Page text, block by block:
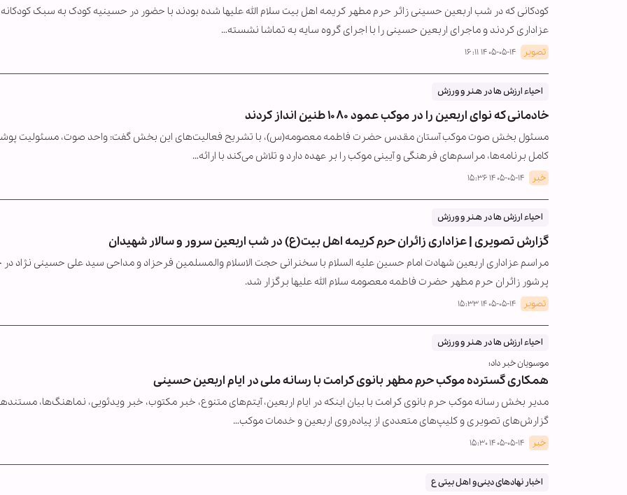
کودکانی که در شب اربعین حسینی زائر حرم مطهر کریمه اهل بیت سلام الله علیها شده بودند با حضور در حسینیه کودک به سبک کودکانه
عزاداری کردند و ماجرای اربعین حسینی را با اجرای گروه سایه به تماشا نشسته…
تصویر ۱۴۰۵-۰۵-۱۴ ۱۶:۱۱
احیاء ارزش ها در هـنر و ورزش
خادمانی که نوای اربعین را در موکب عمود ۱۰۸۰ طنین انداز کردند
مسئول بخش صوت موکب آستان مقدس حضرت فاطمه معصومه(س)، با تشریح فعالیت‌های این بخش گفت: واحد صوت، مسئولیت
کامل برنامه‌ها، مراسم‌های فرهنگی و آیینی موکب را بر عهده دارد و تلاش می‌کند با ارائه…
خبر ۱۴۰۵-۰۵-۱۴ ۱۵:۳۶
احیاء ارزش ها در هـنر و ورزش
گزارش تصویری | عزاداری زائران حرم کریمه اهل بیت(ع) در شب اربعین سرور و سالار شهیدان
مراسم عزاداری اربعین شهادت امام حسین علیه السلام با سخنرانی حجت الاسلام والمسلمین فرحزاد و مداحی سید علی حسینی نژاد
پرشور زائران حرم مطهر حضرت فاطمه معصومه سلام الله علیها برگزار شد.
تصویر ۱۴۰۵-۰۵-۱۴ ۱۵:۳۳
احیاء ارزش ها در هـنر و ورزش
موسویان خبر داد؛
همکاری گسترده موکب حرم مطهر بانوی کرامت با رسانه ملی در ایام اربعین حسینی
مدیر بخش رسانه موکب حرم بانوی کرامت با بیان اینکه در ایام اربعین، آیتم‌های متنوع، خبر مکتوب، خبر ویدئویی، نماهنگ‌ها،
گزارش‌های تصویری و کلیپ‌های متعددی از پیاده‌روی اربعین و خدمات موکب…
خبر ۱۴۰۵-۰۵-۱۴ ۱۵:۳۰
اخبار نهادهای دینی و اهل بیتی ع